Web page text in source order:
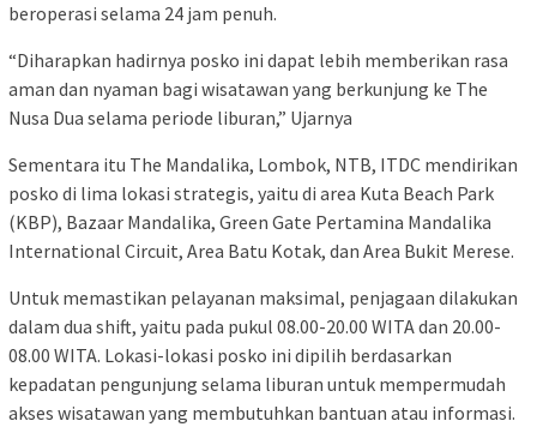
beroperasi selama 24 jam penuh.
“Diharapkan hadirnya posko ini dapat lebih memberikan rasa
aman dan nyaman bagi wisatawan yang berkunjung ke The
Nusa Dua selama periode liburan,” Ujarnya
Sementara itu The Mandalika, Lombok, NTB, ITDC mendirikan
posko di lima lokasi strategis, yaitu di area Kuta Beach Park
(KBP), Bazaar Mandalika, Green Gate Pertamina Mandalika
International Circuit, Area Batu Kotak, dan Area Bukit Merese.
Untuk memastikan pelayanan maksimal, penjagaan dilakukan
dalam dua shift, yaitu pada pukul 08.00-20.00 WITA dan 20.00-
08.00 WITA. Lokasi-lokasi posko ini dipilih berdasarkan
kepadatan pengunjung selama liburan untuk mempermudah
akses wisatawan yang membutuhkan bantuan atau informasi.